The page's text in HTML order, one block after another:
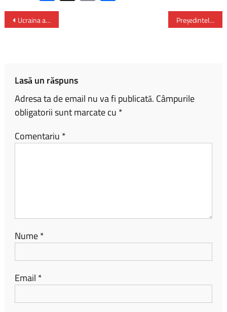
ce
b
o
Ucraina atacă Moscova cu drone pentru a treia noapte consecutiv Președintele Nicușor Dan -declarație în urma primirii Comisarului european Valdis Dombrovskis
Lasă un răspuns
Adresa ta de email nu va fi publicată. Câmpurile
obligatorii sunt marcate cu *
Comentariu *
Nume*
Email *